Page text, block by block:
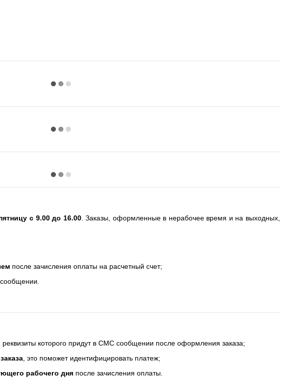
с 9.00 до 16.00. Заказы, оформленные в нерабочее время и на выходных,
после зачисления оплаты на расчетный счет;
которого придут в СМС сообщении после оформления заказа;
, это поможет идентифицировать платеж;
рабочего дня после зачисления оплаты.